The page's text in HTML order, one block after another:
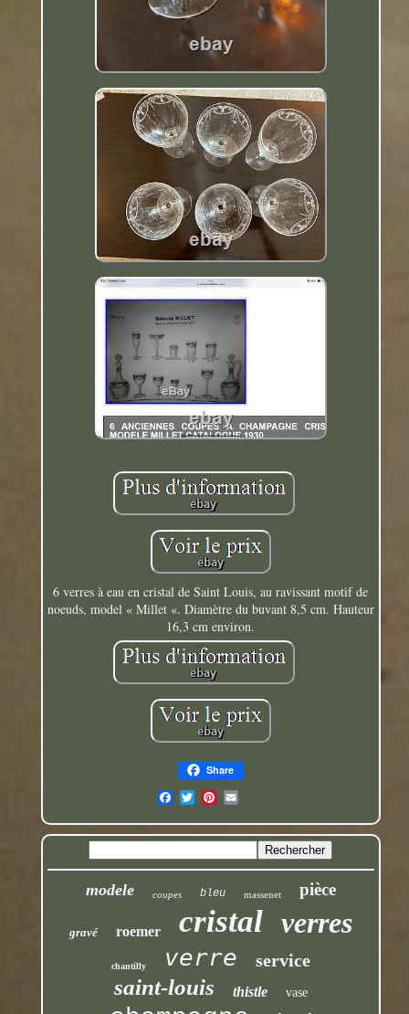
6 verres à eau en cristal de Saint Louis, au ravissant motif de
noeuds, model « Millet «. Diamètre du buvant 8,5 cm. Hauteur
16,3 cm environ.
Share
modele coupes bleu massenet pièce
gravé roemer cristal verres
chantilly verre service
saint-louis thistle vase